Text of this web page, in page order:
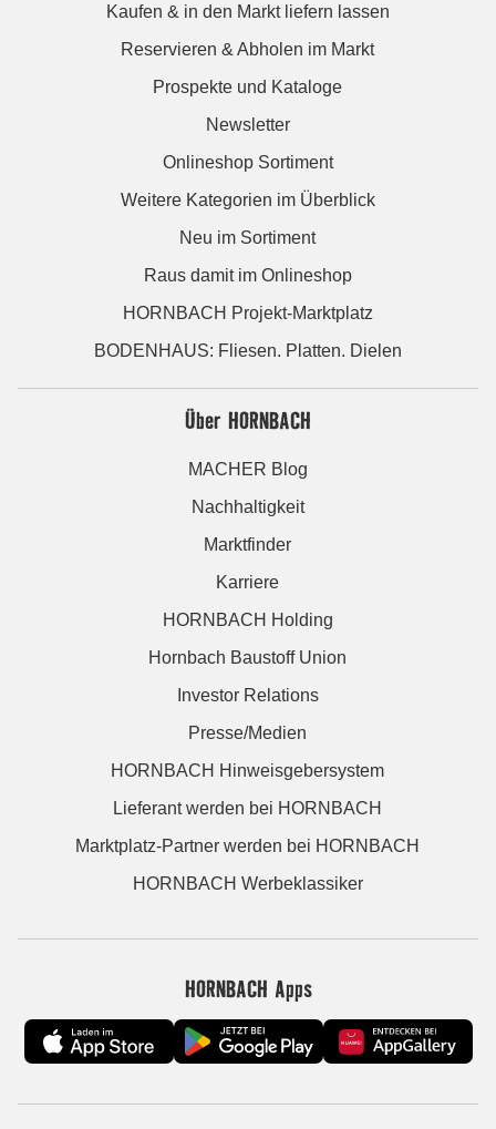
Kaufen & in den Markt liefern lassen
Reservieren & Abholen im Markt
Prospekte und Kataloge
Newsletter
Onlineshop Sortiment
Weitere Kategorien im Überblick
Neu im Sortiment
Raus damit im Onlineshop
HORNBACH Projekt-Marktplatz
BODENHAUS: Fliesen. Platten. Dielen
Über HORNBACH
MACHER Blog
Nachhaltigkeit
Marktfinder
Karriere
HORNBACH Holding
Hornbach Baustoff Union
Investor Relations
Presse/Medien
HORNBACH Hinweisgebersystem
Lieferant werden bei HORNBACH
Marktplatz-Partner werden bei HORNBACH
HORNBACH Werbeklassiker
HORNBACH Apps